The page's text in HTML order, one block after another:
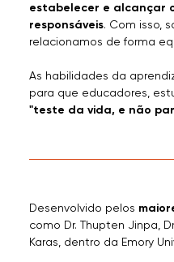
estabelecer e alcançar
responsáveis. Com isso,
relacionamos de forma
As habilidades da
para que educadores,
"teste da vida, e não
Desenvolvido pelos
como Dr. Thupten Jinpa,
Karas, dentro da Emory